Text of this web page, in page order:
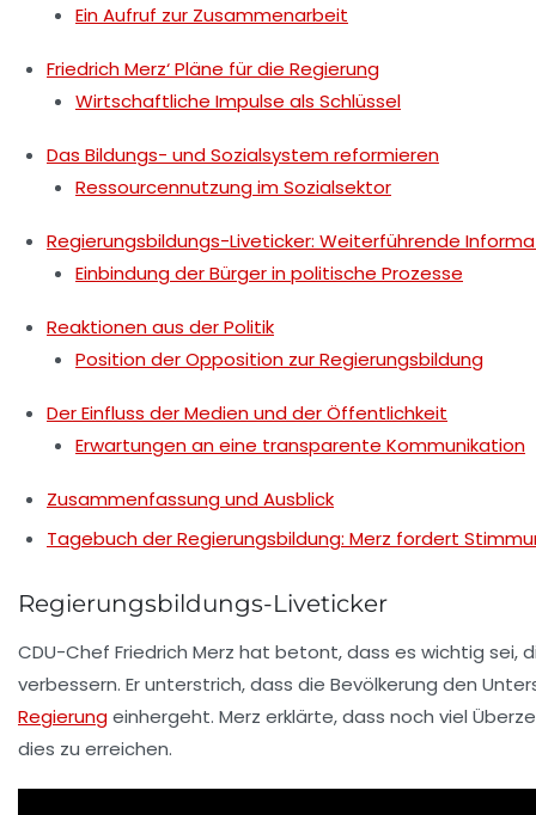
Ein Aufruf zur Zusammenarbeit
Friedrich Merz‘ Pläne für die Regierung
Wirtschaftliche Impulse als Schlüssel
Das Bildungs- und Sozialsystem reformieren
Ressourcennutzung im Sozialsektor
Regierungsbildungs-Liveticker: Weiterführende
Einbindung der Bürger in politische Prozesse
Reaktionen aus der Politik
Position der Opposition zur Regierungsbildung
Der Einfluss der Medien und der Öffentlichkeit
Erwartungen an eine transparente Kommunikation
Zusammenfassung und Ausblick
Tagebuch der Regierungsbildung: Merz fordert
Regierungsbildungs-Liveticker
CDU-Chef Friedrich Merz hat betont, dass es wichtig sei,
verbessern. Er unterstrich, dass die Bevölkerung den
Regierungeinhergeht. Merz erklärte, dass noch viel
dies zu erreichen.